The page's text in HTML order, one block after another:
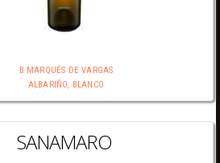
B MARQUÉS DE VARGAS
ALBARIÑO, BLANCO
SANAMARO